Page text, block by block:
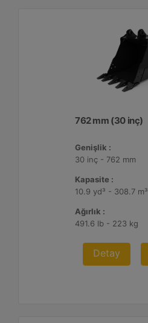
762 mm (30 inç)
Genişlik :
30 inç - 762 mm
Kapasite :
10.9 yd³ - 308.7 m³
Ağırlık :
491.6 lb - 223 kg
Detay